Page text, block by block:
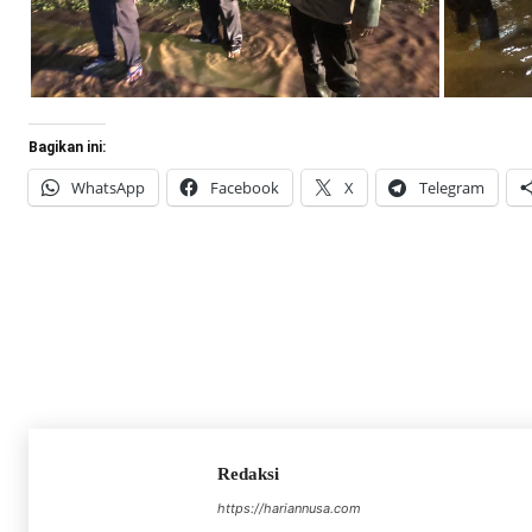
Bagikan ini:
WhatsApp Facebook X Telegram
Redaksi
https://hariannusa.com